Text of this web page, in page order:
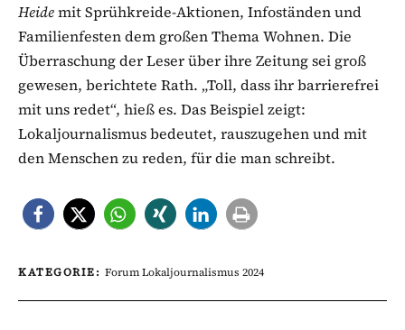
Heidemit Sprühkreide-Aktionen, Infoständen und
Familienfesten dem großen Thema Wohnen. Die
Überraschung der Leser über ihre Zeitung sei groß
gewesen, berichtete Rath. „Toll, dass ihr barrierefrei
mit uns redet“, hieß es. Das Beispiel zeigt:
Lokaljournalismus bedeutet, rauszugehen und mit
den Menschen zu reden, für die man schreibt.
KATEGORIE: Forum Lokaljournalismus 2024